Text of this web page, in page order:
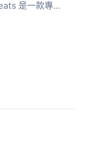
Music Meta by Mozbeats 是一款專為音樂網站設計的 WordPress...